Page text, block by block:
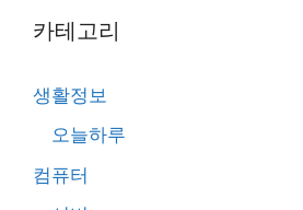
카테고리
생활정보
오늘하루
컴퓨터